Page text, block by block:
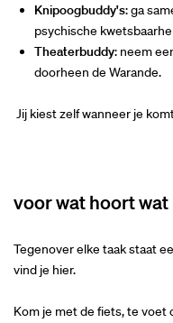
Knipoogbuddy's: ga
psychische
Theaterbuddy: neem
doorheen de Warande.
Jij kiest zelf wanneer je
voor wat hoort wat
Tegenover elke taak staat
vind je hier.
Kom je met de fiets, te voet